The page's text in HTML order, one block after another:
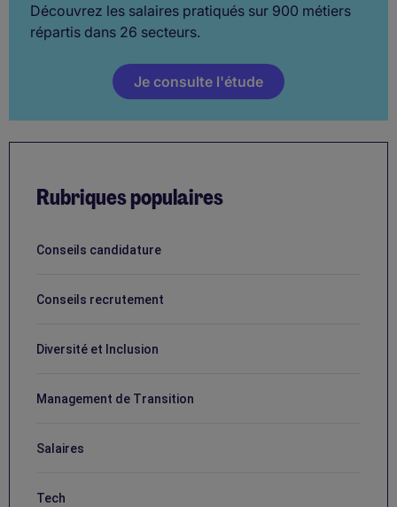
Découvrez les salaires pratiqués sur 900 métiers
répartis dans 26 secteurs.
Je consulte l'étude
Rubriques populaires
Conseils candidature
Conseils recrutement
Diversité et Inclusion
Management de Transition
Salaires
Tech